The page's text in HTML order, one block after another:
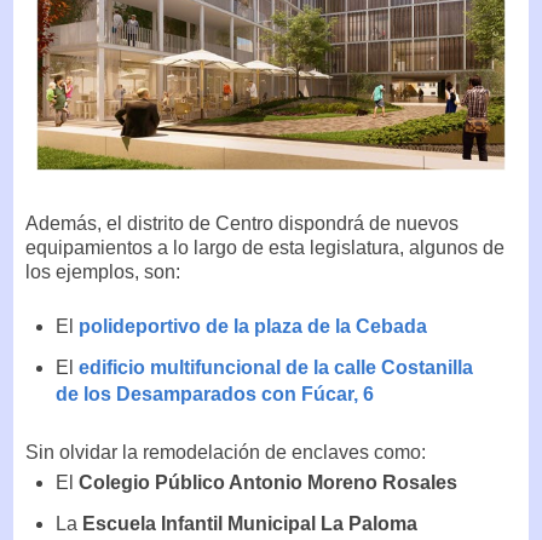
Además, el distrito de Centro dispondrá de nuevos
equipamientos a lo largo de esta legislatura, algunos de
los ejemplos, son:
El polideportivo de la plaza de la Cebada
El edificio multifuncional de la calle Costanilla
de los Desamparados con Fúcar, 6
Sin olvidar la remodelación de enclaves como:
El Colegio Público Antonio Moreno Rosales
La Escuela Infantil Municipal La Paloma